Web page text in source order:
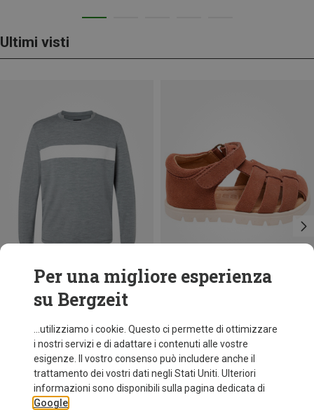
Ultimi visti
Risparmi 10%
Per una migliore esperienza
su Bergzeit
...utilizziamo i cookie. Questo ci permette di ottimizzare
i nostri servizi e di adattare i contenuti alle vostre
esigenze. Il vostro consenso può includere anche il
trattamento dei vostri dati negli Stati Uniti. Ulteriori
informazioni sono disponibili sulla pagina dedicata di
Google